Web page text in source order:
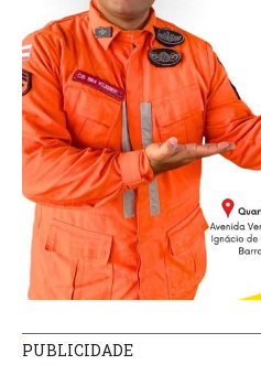
PUBLICIDADE